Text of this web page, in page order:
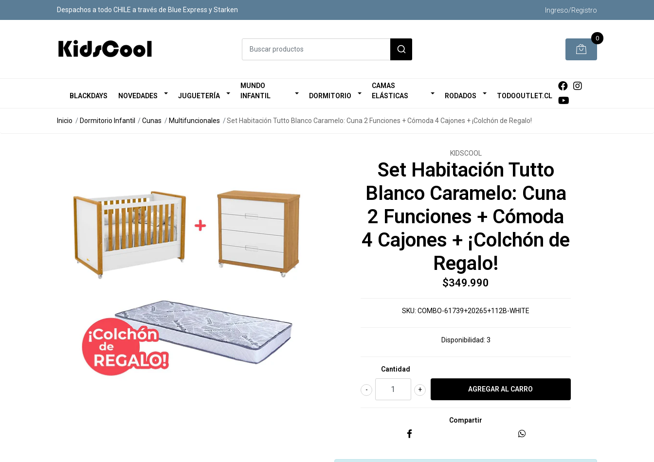
Despachos a todo CHILE a través de Blue Express y Starken Ingreso/Registro
0
BLACKDAYS NOVEDADES JUGUETERÍA
MUNDO
INFANTIL
DORMITORIO
CAMAS
ELÁSTICAS
RODADOS TODOOUTLET.CL
Inicio Dormitorio Infantil Cunas Multifuncionales Set Habitación Tutto Blanco Caramelo: Cuna 2 Funciones + Cómoda 4 Cajones + ¡Colchón de Regalo!
KIDSCOOL
Set Habitación Tutto
Blanco Caramelo: Cuna
2 Funciones + Cómoda
4 Cajones + ¡Colchón de
Regalo!
$349.990
SKU: COMBO-61739+20265+112B-WHITE
Disponibilidad: 3
Cantidad
+
-
Compartir